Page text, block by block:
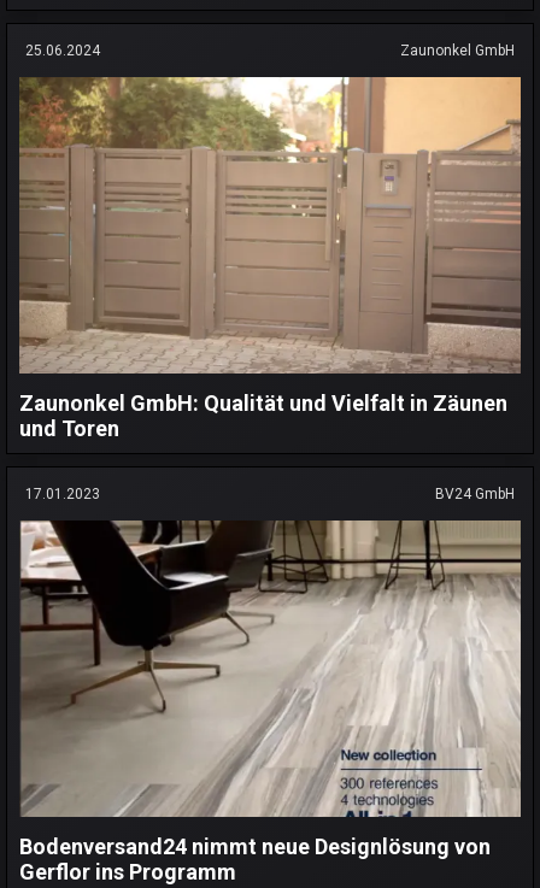
25.06.2024 Zaunonkel GmbH
Zaunonkel GmbH: Qualität und Vielfalt in Zäunen
und Toren
17.01.2023 BV24 GmbH
Bodenversand24 nimmt neue Designlösung von
Gerflor ins Programm